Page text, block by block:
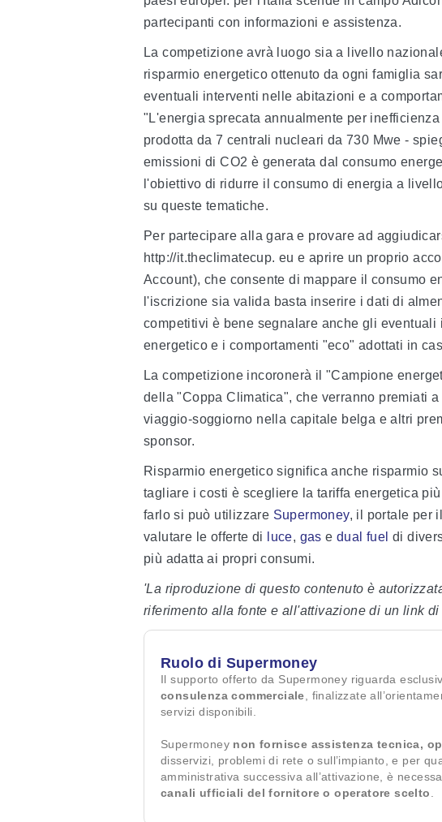
partecipanti con informazioni e assistenza.
La competizione avrà luogo sia a livello
risparmio energetico ottenuto da ogni famiglia
eventuali interventi nelle abitazioni e a
"L'energia sprecata annualmente per
prodotta da 7 centrali nucleari da 730 Mwe -
emissioni di CO2 è generata dal consumo
l'obiettivo di ridurre il consumo di energia a
su queste tematiche.
Per partecipare alla gara e provare ad
http://it.theclimatecup. eu e aprire un proprio
Account), che consente di mappare il consumo
l'iscrizione sia valida basta inserire i dati di
competitivi è bene segnalare anche gli
energetico e i comportamenti "eco" adottati in
La competizione incoronerà il "Campione
della "Coppa Climatica", che verranno premiati
viaggio-soggiorno nella capitale belga e altri
sponsor.
Risparmio energetico significa anche risparmio
tagliare i costi è scegliere la tariffa energetica
farlo si può utilizzare Supermoney, il portale per
valutare le offerte di
luce, gas edual fuel di
più adatta ai propri consumi.
'La riproduzione di questo contenuto è
riferimento alla fonte e all'attivazione di un link di
Ruolo di Supermoney
Il supporto offerto da Supermoney riguarda
consulenza commerciale , finalizzate
servizi disponibili.
Supermoney non fornisce assistenza tecnica,
disservizi, problemi di rete o sull’impianto, e per
amministrativa successiva all’attivazione, è
canali ufficiali del fornitore o operatore scelto